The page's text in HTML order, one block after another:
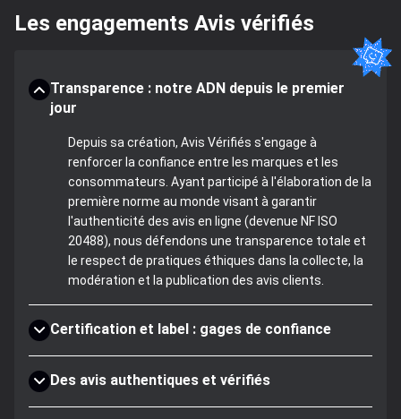
Les engagements Avis vérifiés
Transparence : notre ADN depuis le premier
jour
Depuis sa création, Avis Vérifiés s'engage à
renforcer la confiance entre les marques et les
consommateurs. Ayant participé à l'élaboration de la
première norme au monde visant à garantir
l'authenticité des avis en ligne (devenue NF ISO
20488), nous défendons une transparence totale et
le respect de pratiques éthiques dans la collecte, la
modération et la publication des avis clients.
Certification et label : gages de confiance
Des avis authentiques et vérifiés